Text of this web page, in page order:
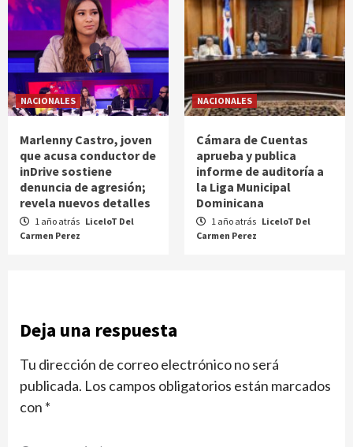
NACIONALES
Marlenny Castro, joven
que acusa conductor de
inDrive sostiene
denuncia de agresión;
revela nuevos detalles
1 año atrás LiceloT Del
Carmen Perez
NACIONALES
Cámara de Cuentas
aprueba y publica
informe de auditoría a
la Liga Municipal
Dominicana
1 año atrás LiceloT Del
Carmen Perez
Deja una respuesta
Tu dirección de correo electrónico no será
publicada. Los campos obligatorios están marcados
con *